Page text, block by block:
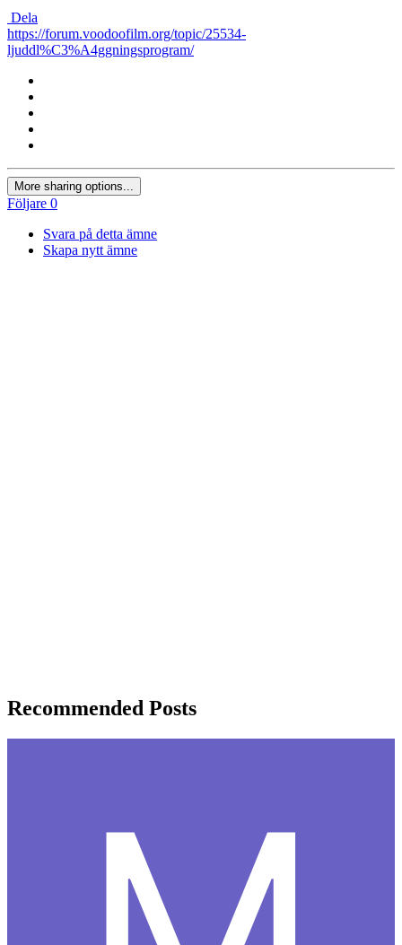
Dela
https://forum.voodoofilm.org/topic/25534-
ljuddl%C3%A4ggningsprogram/
More sharing options...
Följare 0
Svara på detta ämne
Skapa nytt ämne
Recommended Posts